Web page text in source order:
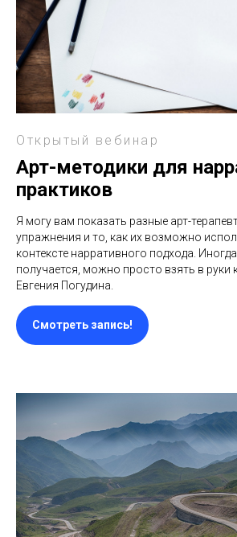
Открытый вебинар
Арт-методики для
практиков
Я могу вам показать разные арт-
упражнения и то, как их возможно
контексте нарративного подхода.
получается, можно просто взять в руки
Евгения Погудина.
Смотреть запись!